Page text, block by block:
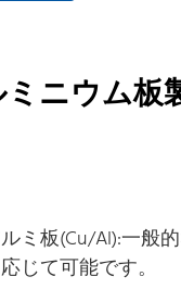
ニウム板
ミ板(Cu/Al):一般
じて可能です。